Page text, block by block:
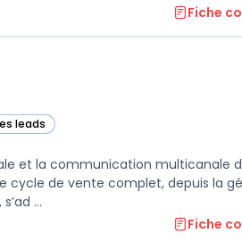
Fiche
leads
CRM – Sales) dans cette catégorie
et la communication multicanale
cycle de vente complet, depuis la
...
Fiche